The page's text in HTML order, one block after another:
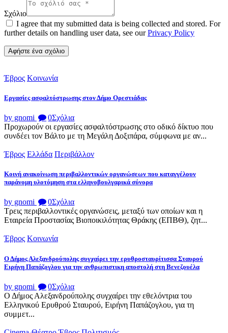
Σχόλιο
I agree that my submitted data is being collected and stored. For
further details on handling user data, see ourPrivacy Policy
Έβρος Κοινωνία
Εργασίες ασφαλτόστρωσης στον Δήμο Ορεστιάδας
by gnomi 0Σχόλια
Προχωρούν οι εργασίες ασφαλτόστρωσης στο οδικό δίκτυο που
συνδέει τον Βάλτο με τη Μεγάλη Δοξιπάρα, σύμφωνα με αν...
Έβρος Ελλάδα Περιβάλλον
Κοινή ανακοίνωση περιβαλλοντικών οργανώσεων που καταγγέλουν
παράνομη υλοτόμηση στα ελληνοβουλγαρικά σύνορα
by gnomi 0Σχόλια
Τρεις περιβαλλοντικές οργανώσεις, μεταξύ των οποίων και η
Εταιρεία Προστασίας Βιοποικιλότητας Θράκης (ΕΠΒΘ), ζητ...
Έβρος Κοινωνία
Ο Δήμος Αλεξανδρούπολης συγχαίρει την ερυθροσταυρίτισσα Σταυρού
Ειρήνη Παπάζογλου για την ανθρωπιστικη αποστολή στη Βενεζουέλα
by gnomi 0Σχόλια
Ο Δήμος Αλεξανδρούπολης συγχαίρει την εθελόντρια του
Ελληνικού Ερυθρού Σταυρού, Ειρήνη Παπάζογλου, για τη
συμμετ...